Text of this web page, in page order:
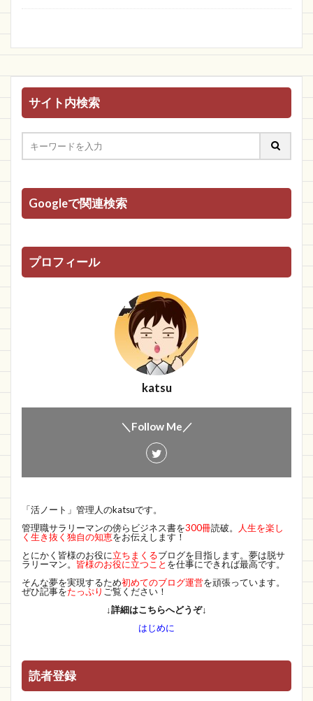
サイト内検索
Googleで関連検索
プロフィール
katsu
＼Follow Me／
「活ノート」管理人のkatsuです。
管理職サラリーマンの傍らビジネス書を300冊読破。
人生を楽し
く生き抜く独自の知恵をお伝えします！
とにかく皆様のお役に立ちまくるブログを目指します。夢は脱サ
ラリーマン。 皆様のお役に立つこと を仕事にできれば最高です。
そんな夢を実現するため初めてのブログ運営を頑張っています。
ぜひ記事をたっぷり ご覧ください！
↓詳細はこちらへどうぞ↓
はじめに
読者登録